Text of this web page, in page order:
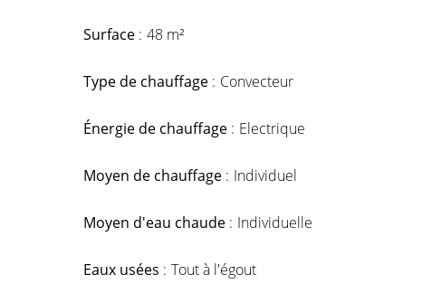
Surface 48 m²
Type de chauffage Convecteur
Énergie de chauffage Electrique
Moyen de chauffage Individuel
Moyen d'eau chaude Individuelle
Eaux usées Tout à l'égout